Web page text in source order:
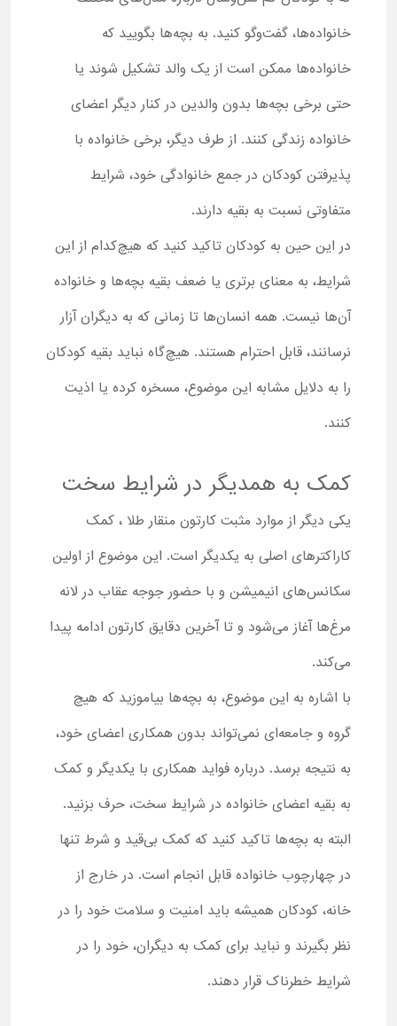
خانواده‌ها، گفت‌وگو کنید. به بچه‌ها بگویید که
خانواده‌ها ممکن است از یک والد تشکیل شوند یا
حتی برخی بچه‌ها بدون والدین در کنار دیگر اعضای
خانواده زندگی کنند. از طرف دیگر، برخی خانواده با
پذیرفتن کودکان در جمع خانوادگی خود، شرایط
متفاوتی نسبت به بقیه دارند.
در این حین به کودکان تاکید کنید که هیچ‌کدام از این
شرایط، به معنای برتری یا ضعف بقیه بچه‌ها و خانواده
آن‌ها نیست. همه انسان‌ها تا زمانی که به دیگران آزار
نرسانند، قابل احترام هستند. هیچ‌گاه نباید بقیه کودکان
را به دلایل مشابه این موضوع، مسخره کرده یا اذیت
کنند.
کمک به همدیگر در شرایط سخت
یکی دیگر از موارد مثبت کارتون منقار طلا ، کمک
کاراکترهای اصلی به یکدیگر است. این موضوع از اولین
سکانس‌های انیمیشن و با حضور جوجه عقاب در لانه
مرغ‌ها آغاز می‌شود و تا آخرین دقایق کارتون ادامه پیدا
می‌کند.
با اشاره به این موضوع، به بچه‌ها بیاموزید که هیچ
گروه و جامعه‌ای نمی‌تواند بدون همکاری اعضای خود،
به نتیجه برسد. درباره فواید همکاری با یکدیگر و کمک
به بقیه اعضای خانواده در شرایط سخت، حرف بزنید.
البته به بچه‌ها تاکید کنید که کمک بی‌قید و شرط تنها
در چهارچوب خانواده قابل انجام است. در خارج از
خانه، کودکان همیشه باید امنیت و سلامت خود را در
نظر بگیرند و نباید برای کمک به دیگران، خود را در
شرایط خطرناک قرار دهند.